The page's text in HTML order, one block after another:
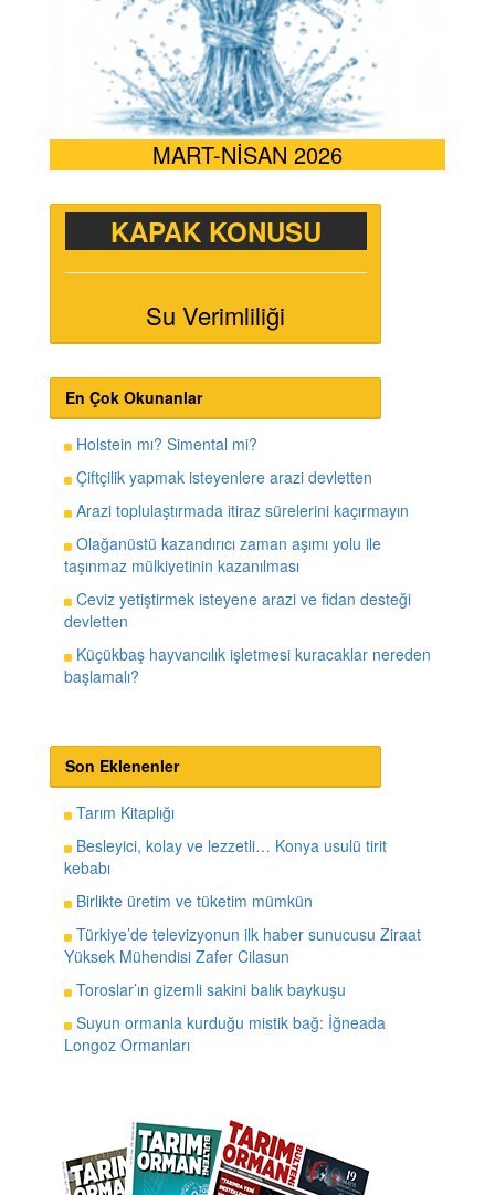
MART-NİSAN 2026
KAPAK KONUSU
Su Verimliliği
En Çok Okunanlar
Holstein mı? Simental mi?
Çiftçilik yapmak isteyenlere arazi devletten
Arazi toplulaştırmada itiraz sürelerini kaçırmayın
Olağanüstü kazandırıcı zaman aşımı yolu ile
taşınmaz mülkiyetinin kazanılması
Ceviz yetiştirmek isteyene arazi ve fidan desteği
devletten
Küçükbaş hayvancılık işletmesi kuracaklar nereden
başlamalı?
Son Eklenenler
Tarım Kitaplığı
Besleyici, kolay ve lezzetli… Konya usulü tirit
kebabı
Birlikte üretim ve tüketim mümkün
Türkiye’de televizyonun ilk haber sunucusu Ziraat
Yüksek Mühendisi Zafer Cilasun
Toroslar’ın gizemli sakini balık baykuşu
Suyun ormanla kurduğu mistik bağ: İğneada
Longoz Ormanları